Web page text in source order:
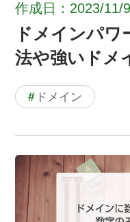
作成日：2023/11/9
ドメインパ
法や強いドメ
# ドメイン